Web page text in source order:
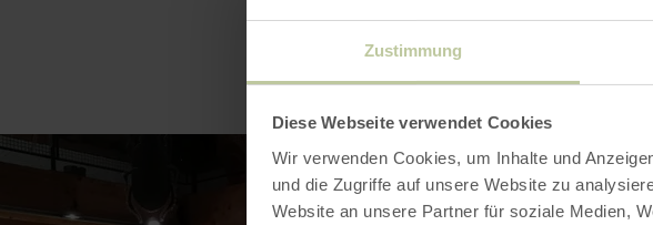
Zustimmung
Diese Webseite verwendet Cookies
Wir verwenden Cookies, um Inhalte und
und die Zugriffe auf unsere Website zu
Website an unsere Partner für soziale Medien,